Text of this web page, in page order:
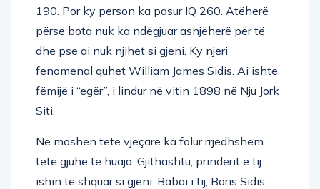
190. Por ky person ka pasur IQ 260. Atëherë
përse bota nuk ka ndëgjuar asnjëherë për të
dhe pse ai nuk njihet si gjeni. Ky njeri
fenomenal quhet William James Sidis. Ai ishte
fëmijë i “egër”, i lindur në vitin 1898 në Nju Jork
Siti.
Në moshën tetë vjeçare ka folur rrjedhshëm
tetë gjuhë të huaja. Gjithashtu, prindërit e tij
ishin të shquar si gjeni. Babai i tij, Boris Sidis